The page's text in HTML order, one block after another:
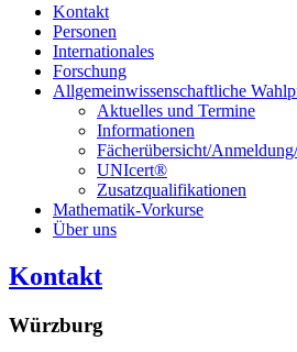
Kontakt
Personen
Internationales
Forschung
Allgemeinwissenschaftliche
Aktuelles und Termine
Informationen
Fächerübersicht/
UNIcert®
Zusatzqualifikationen
Mathematik-Vorkurse
Über uns
Kontakt
Würzburg